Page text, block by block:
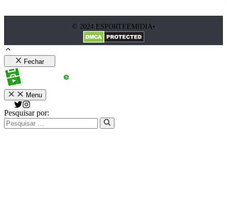
© 2024 ESPORTEEMIDIA•
Fechar
Menu
Pesquisar por: